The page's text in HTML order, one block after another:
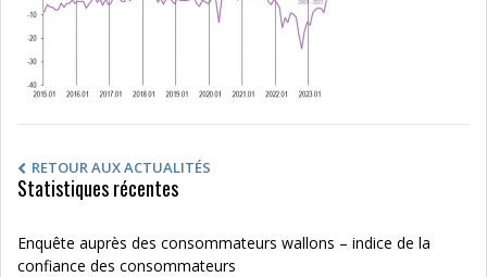
RETOUR AUX ACTUALITÉS
Statistiques récentes
Enquête auprès des consommateurs wallons – indice de la
confiance des consommateurs